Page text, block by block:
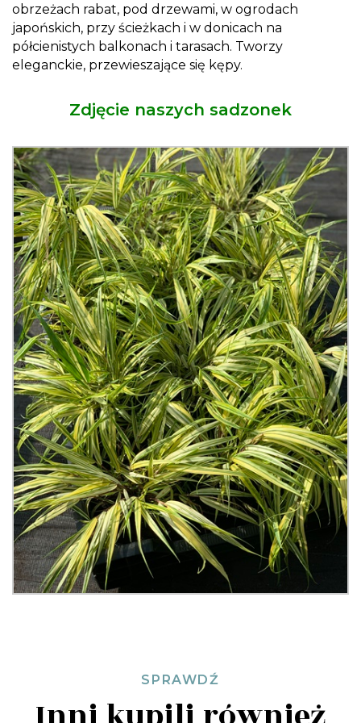
obrzeżach rabat, pod drzewami, w ogrodach
japońskich, przy ścieżkach i w donicach na
półcienistych balkonach i tarasach. Tworzy
eleganckie, przewieszające się kępy.
Zdjęcie naszych sadzonek
SPRAWDŹ